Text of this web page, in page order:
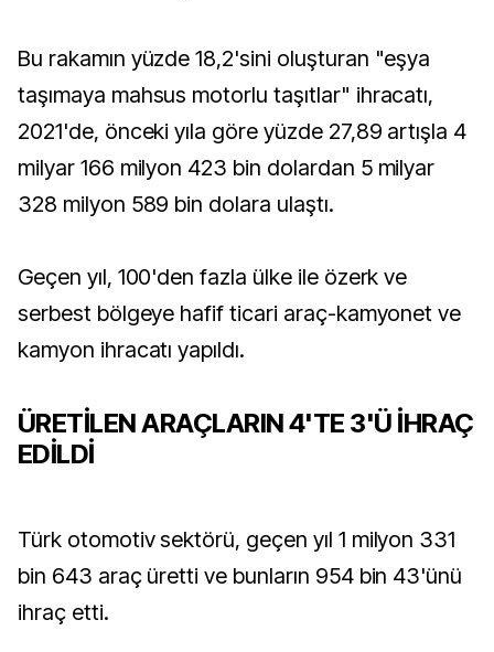
Bu rakamın yüzde 18,2'sini oluşturan "eşya
taşımaya mahsus motorlu taşıtlar" ihracatı,
2021'de, önceki yıla göre yüzde 27,89 artışla 4
milyar 166 milyon 423 bin dolardan 5 milyar
328 milyon 589 bin dolara ulaştı.
Geçen yıl, 100'den fazla ülke ile özerk ve
serbest bölgeye hafif ticari araç-kamyonet ve
kamyon ihracatı yapıldı.
ÜRETİLEN ARAÇLARIN 4'TE 3'Ü İHRAÇ
EDİLDİ
Türk otomotiv sektörü, geçen yıl 1 milyon 331
bin 643 araç üretti ve bunların 954 bin 43'ünü
ihraç etti.